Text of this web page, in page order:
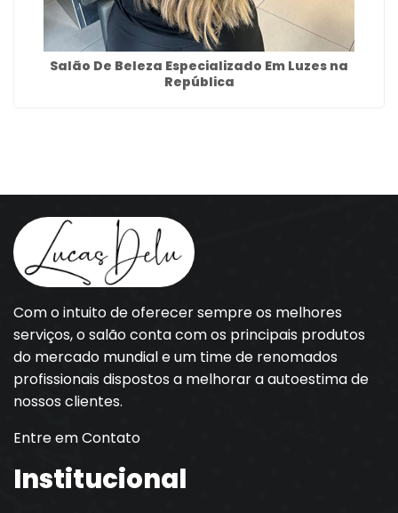
Salão De Beleza Especializado Em Luzes na
República
Com o intuito de oferecer sempre os melhores
serviços, o salão conta com os principais produtos
do mercado mundial e um time de renomados
profissionais dispostos a melhorar a autoestima de
nossos clientes.
Entre em Contato
Institucional